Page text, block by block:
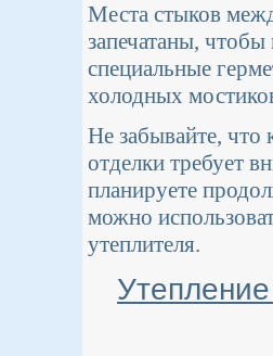
Места стыков
запечатаны,
специальные
холодных
Не забывайте, что
отделки требует
планируете
можно
утеплителя.